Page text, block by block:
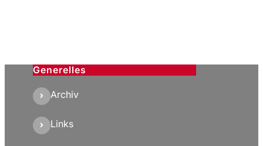
Generelles
Archiv
Links